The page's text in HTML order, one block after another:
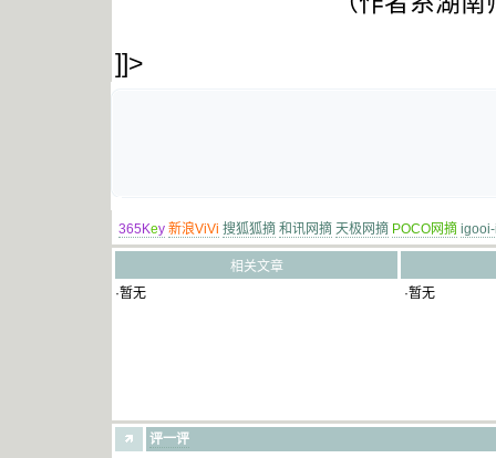
]]>
365Key 新浪ViVi 搜狐狐摘 和讯网摘 天极网摘 POCO网摘
相关文章
·暂无
·暂无
评一评